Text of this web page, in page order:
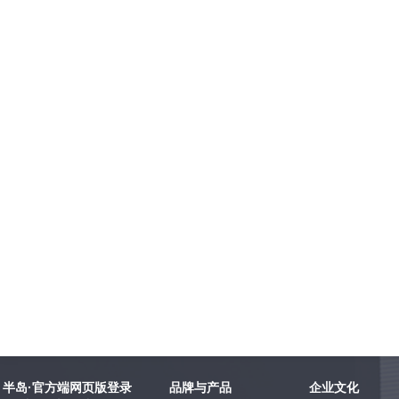
半岛·官方端网页版登录
品牌与产品 企业文化